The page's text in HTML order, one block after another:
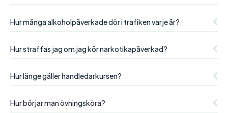
Hur många alkoholpåverkade dör i trafiken varje år?
Hur straffas jag om jag kör narkotikapåverkad?
Hur länge gäller handledarkursen?
Hur börjar man övningsköra?